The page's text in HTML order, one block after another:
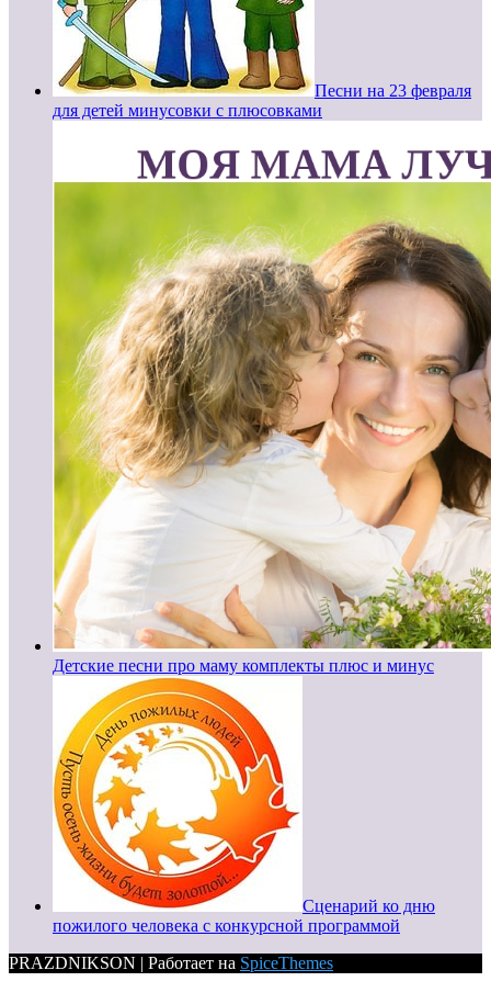
Песни на 23 февраля
для детей минусовки с плюсовками
Детские песни про маму комплекты плюс и минус
Сценарий ко дню
пожилого человека с конкурсной программой
PRAZDNIKSON | Работает на SpiceThemes